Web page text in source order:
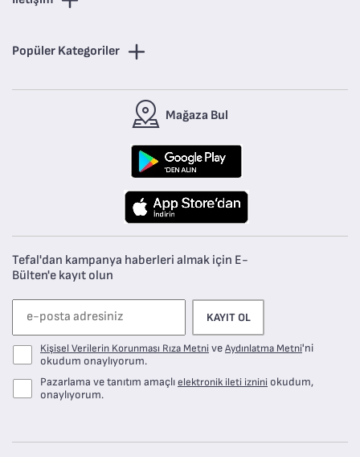
Popüler Kategoriler
Mağaza Bul
Tefal'dan kampanya haberleri almak için E-
Bülten'e kayıt olun
KAYIT OL
Kişisel Verilerin Korunması Rıza MetniveAydınlatma Metni'ni
okudum onaylıyorum.
Pazarlama ve tanıtım amaçlıelektronik ileti iznini okudum,
onaylıyorum.